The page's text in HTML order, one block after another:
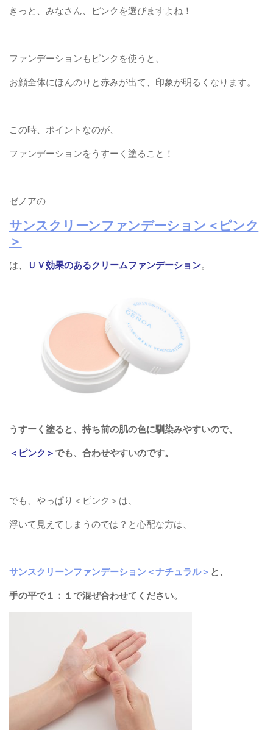
きっと、みなさん、ピンクを選びますよね！
ファンデーションもピンクを使うと、
お顔全体にほんのりと赤みが出て、印象が明るくなります。
この時、ポイントなのが、
ファンデーションをうすーく塗ること！
ゼノアの
サンスクリーンファンデーション＜ピンク
＞
は、 ＵＶ効果のあるクリームファンデーション。
うすーく塗ると、持ち前の肌の色に馴染みやすいので、
＜ピンク＞ でも、合わせやすいのです。
でも、やっぱり＜ピンク＞は、
浮いて見えてしまうのでは？と心配な方は、
サンスクリーンファンデーション＜ナチュラル＞ と、
手の平で１：１で混ぜ合わせてください。